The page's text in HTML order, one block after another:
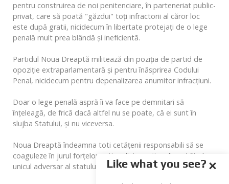
pentru construirea de noi penitenciare, în parteneriat public-
privat, care să poată "găzdui" toți infractorii al căror loc
este după gratii, nicidecum în libertate protejați de o lege
penală mult prea blândă și ineficientă.
Partidul Noua Dreaptă militează din poziția de partid de
opoziție extraparlamentară și pentru înăsprirea Codului
Penal, nicidecum pentru depenalizarea anumitor infracțiuni.
Doar o lege penală aspră îi va face pe demnitari să
înțeleagă, de frică dacă altfel nu se poate, că ei sunt în
slujba Statului, și nu viceversa.
Noua Dreaptă îndeamna toti cetățenii responsabili să se
coaguleze în jurul forțelor nationaliste, naționalismul fiind
unicul adversar al statului cleptocrat din ultimii 28 de ani.
Like what you see?